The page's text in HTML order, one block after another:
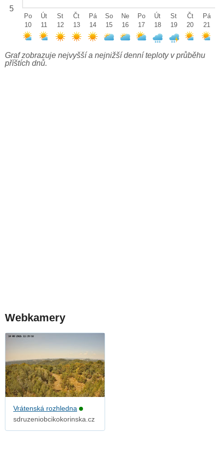
5
Po
10
Út
11
St
12
Čt
13
Pá
14
So
15
Ne
16
Po
17
Út
18
St
19
Čt
20
Pá
21
Graf zobrazuje nejvyšší a nejnižší denní teploty v průběhu
příštích dnů.
Webkamery
Vrátenská rozhledna
sdruzeniobcikokorinska.cz